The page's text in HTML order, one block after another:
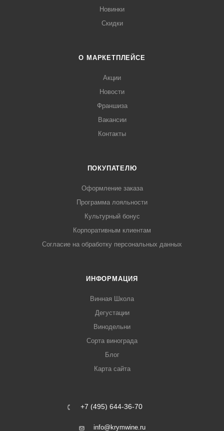
Новинки
Скидки
О МАРКЕТПЛЕЙСЕ
Акции
Новости
Франшиза
Вакансии
Контакты
ПОКУПАТЕЛЮ
Оформление заказа
Программа лояльности
Культурный бонус
Корпоративным клиентам
Согласие на обработку персональных данных
ИНФОРМАЦИЯ
Винная Школа
Дегустации
Винодельни
Сорта винограда
Блог
Карта сайта
+7 (495) 644-36-70
info@krymwine.ru